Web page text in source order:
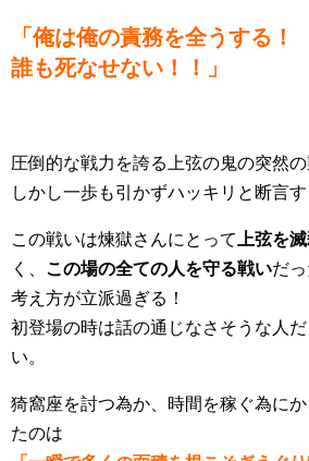
「俺は俺の責務を全うする
誰も死なせない！！」
圧倒的な戦力を誇る上弦の鬼の突然の
しかし一歩も引かずハッキリと断言す
この戦いは煉獄さんにとって 上弦を
く、 この場の全ての人を守る戦いだ
考え方が立派過ぎる！
初登場の時は話の通じなさそうな人
い。
猗窩座を討つ為か、時間を稼ぐ為に
たのは